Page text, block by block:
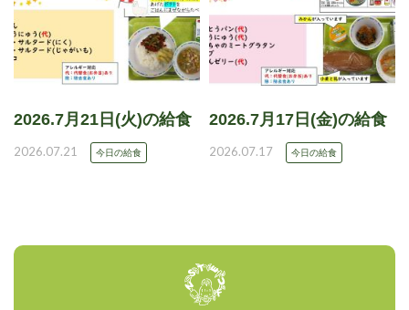
2026.7月21日(火)の給食
2026.07.21 今日の給食
2026.7月17日(金)の給食
2026.07.17 今日の給食